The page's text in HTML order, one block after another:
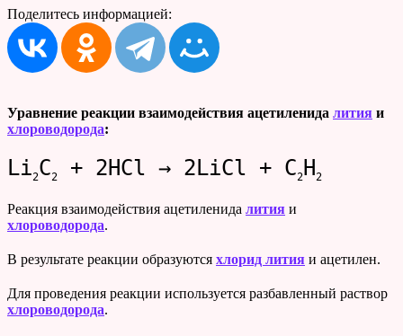
Поделитесь информацией:
Уравнение реакции взаимодействия ацетиленида лития и
хлороводорода:
Li2C2 + 2HCl → 2LiCl + C2 H 2
Реакция взаимодействия ацетиленида лития и
хлороводорода.
В результате реакции образуются хлорид лития и ацетилен.
Для проведения реакции используется разбавленный раствор
хлороводорода.